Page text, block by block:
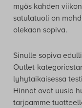
myös kahden
satulatuoli on
olekaan sopiva.
Sinulle sopiva
Outlet-
lyhytaikaisessa
Hinnat ovat uusia
tarjoamme